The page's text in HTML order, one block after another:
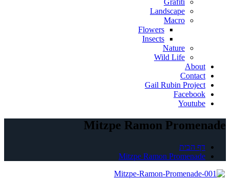
Landscape
Macro
Flowers
Insects
Nature
Wild Life
About
Contact
Gail Rubin Project
Facebook
Youtube
Mitzpe Ramon Promenade
דף הבית
Mitzpe Ramon Promenade